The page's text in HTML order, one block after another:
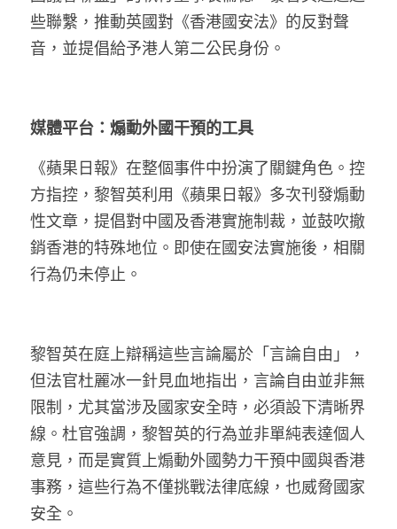
些聯繫，推動英國對《香港國安法》的反對聲
音，並提倡給予港人第二公民身份。
媒體平台：煽動外國干預的工具
《蘋果日報》在整個事件中扮演了關鍵角色。控
方指控，黎智英利用《蘋果日報》多次刊發煽動
性文章，提倡對中國及香港實施制裁，並鼓吹撤
銷香港的特殊地位。即使在國安法實施後，相關
行為仍未停止。
黎智英在庭上辯稱這些言論屬於「言論自由」，
但法官杜麗冰一針見血地指出，言論自由並非無
限制，尤其當涉及國家安全時，必須設下清晰界
線。杜官強調，黎智英的行為並非單純表達個人
意見，而是實質上煽動外國勢力干預中國與香港
事務，這些行為不僅挑戰法律底線，也威脅國家
安全。